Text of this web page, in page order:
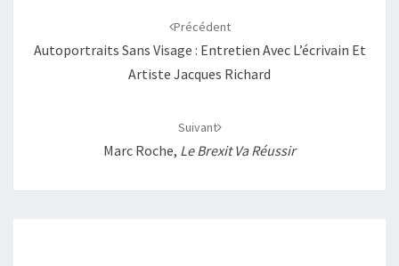
Précédent
Autoportraits Sans Visage : Entretien Avec L’écrivain Et
Artiste Jacques Richard
Suivant
Marc Roche, Le Brexit Va Réussir